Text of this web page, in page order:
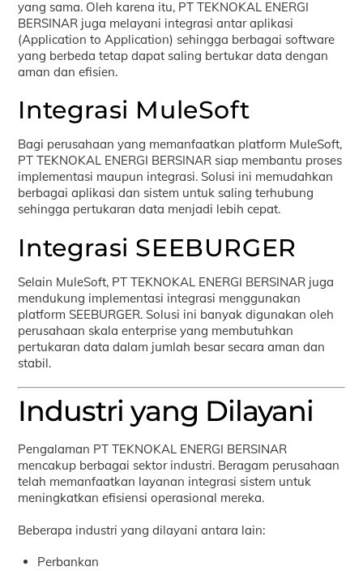
yang sama. Oleh karena itu, PT TEKNOKAL ENERGI
BERSINAR juga melayani integrasi antar aplikasi
(Application to Application) sehingga berbagai software
yang berbeda tetap dapat saling bertukar data dengan
aman dan efisien.
Integrasi MuleSoft
Bagi perusahaan yang memanfaatkan platform MuleSoft,
PT TEKNOKAL ENERGI BERSINAR siap membantu proses
implementasi maupun integrasi. Solusi ini memudahkan
berbagai aplikasi dan sistem untuk saling terhubung
sehingga pertukaran data menjadi lebih cepat.
Integrasi SEEBURGER
Selain MuleSoft, PT TEKNOKAL ENERGI BERSINAR juga
mendukung implementasi integrasi menggunakan
platform SEEBURGER. Solusi ini banyak digunakan oleh
perusahaan skala enterprise yang membutuhkan
pertukaran data dalam jumlah besar secara aman dan
stabil.
Industri yang Dilayani
Pengalaman PT TEKNOKAL ENERGI BERSINAR
mencakup berbagai sektor industri. Beragam perusahaan
telah memanfaatkan layanan integrasi sistem untuk
meningkatkan efisiensi operasional mereka.
Beberapa industri yang dilayani antara lain:
Perbankan